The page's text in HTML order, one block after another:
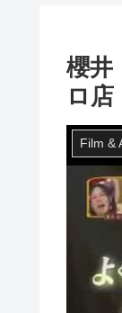
櫻井
ロ店
Film &